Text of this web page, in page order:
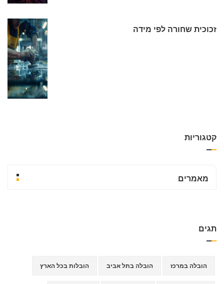
זכוכית שחורה לפי מידה
קטגוריות
מאמרים
תגים
הובלה במרכז הובלה בתל אביב הובלות בכל הארץ